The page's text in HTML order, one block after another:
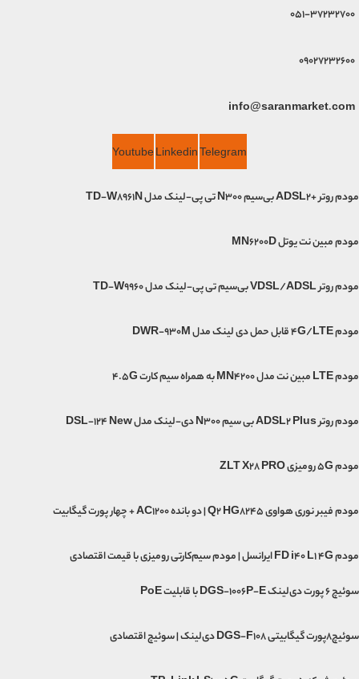
051-37232700
09027232600
info@saranmarket.com
Telegram
Linkedin
Youtube
مودم روتر +ADSL2 بی‌سیم N300 تی پی-لینک مدل TD-W8961N
مودم مبین نت یوتل MN6200D
مودم روتر VDSL/ADSL بی‌سیم تی پی-لینک مدل TD-W9960
مودم 4G/LTE قابل حمل دی لینک مدل DWR-930M
مودم LTE مبین نت مدل MN4200 به همراه سیم کارت 4.5G
مودم روتر ADSL2 Plus بی سیم N300 دی-لینک مدل DSL-124 New
مودم 5G رومیزی ZLT X28 PRO
مودم فیبر نوری هواوی Q2 HG8245 | دو بانده AC1200 + چهار پورت گیگابیت
مودم FD i40 L1 4G ایرانسل | مودم سیم‌کارتی رومیزی با قیمت اقتصادی
سوئیچ ۶ پورت دی‌لینک DGS-1006P-E با قابلیت PoE
سوئیچ۸پورت گیگابیتی DGS-F108 دی‌لینک | سوئیچ اقتصادی